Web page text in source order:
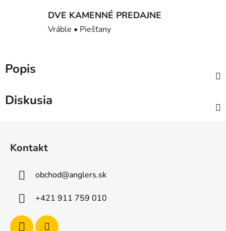
DVE KAMENNÉ PREDAJNE
Vráble • Piešťany
Popis
Diskusia
Kontakt
obchod@anglers.sk
+421 911 759 010